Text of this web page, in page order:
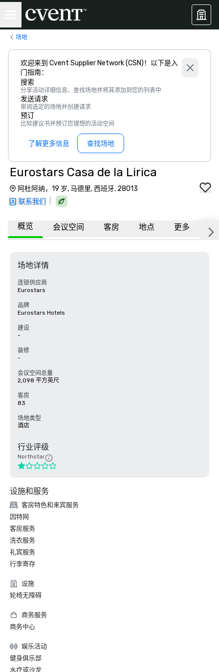
场地
欢迎来到 Cvent Supplier Network (CSN)！以下是入
门指南：
搜索
分享活动详细信息、查找场地并将其添加到您的列表中
发送请求
审阅选定的场地并创建请求
预订
比较建议书并预订您理想的活动空间
了解更多信息 查找场地
Eurostars Casa de la Lirica
阿杜阿纳，19 岁, 马德里, 西班牙, 28013
联系我们
概览 会议空间 客房 地点 更多 常
场地详情
连锁供应商
Eurostars
品牌
Eurostars Hotels
建设
-
装修
-
会议空间总量
2,098 平方英尺
客房
83
场地类型
酒店
行业评级
Northstar
设施和服务
客房特色和来宾服务
因特网
客房服务
洗衣服务
礼宾服务
行李寄存
设施
轮椅无障碍
商务服务
商务中心
娱乐活动
健身俱乐部
水疗或沙龙